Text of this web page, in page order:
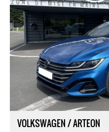
VOLKSWAGEN / ARTEON